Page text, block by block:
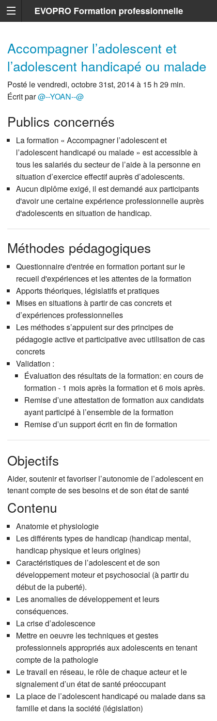
EVOPRO Formation professionnelle
Accompagner l’adolescent et
l’adolescent handicapé ou malade
Posté le vendredi, octobre 31st, 2014 à 15 h 29 min.
Écrit par@--YOAN--@
Publics concernés
La formation « Accompagner l’adolescent et
l’adolescent handicapé ou malade » est accessible à
tous les salariés du secteur de l’aide à la personne en
situation d’exercice effectif auprès d’adolescents.
Aucun diplôme exigé, il est demandé aux participants
d'avoir une certaine expérience professionnelle auprès
d'adolescents en situation de handicap.
Méthodes pédagogiques
Questionnaire d'entrée en formation portant sur le
recueil d'expériences et les attentes de la formation
Apports théoriques, législatifs et pratiques
Mises en situations à partir de cas concrets et
d’expériences professionnelles
Les méthodes s’appuient sur des principes de
pédagogie active et participative avec utilisation de cas
concrets
Validation :
Évaluation des résultats de la formation: en cours de
formation - 1 mois après la formation et 6 mois après.
Remise d’une attestation de formation aux candidats
ayant participé à l’ensemble de la formation
Remise d’un support écrit en fin de formation
Objectifs
Aider, soutenir et favoriser l’autonomie de l’adolescent en
tenant compte de ses besoins et de son état de santé
Contenu
Anatomie et physiologie
Les différents types de handicap (handicap mental,
handicap physique et leurs origines)
Caractéristiques de l’adolescent et de son
développement moteur et psychosocial (à partir du
début de la puberté).
Les anomalies de développement et leurs
conséquences.
La crise d’adolescence
Mettre en oeuvre les techniques et gestes
professionnels appropriés aux adolescents en tenant
compte de la pathologie
Le travail en réseau, le rôle de chaque acteur et le
signalement d’un état de santé préoccupant
La place de l’adolescent handicapé ou malade dans sa
famille et dans la société (législation)